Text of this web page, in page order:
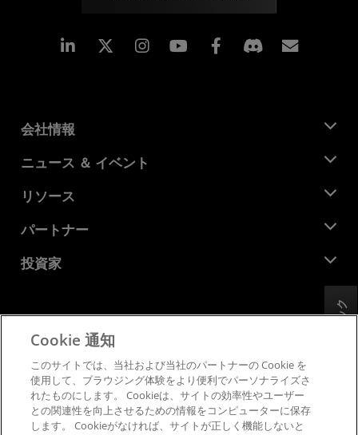
Linkedin Instagram Facebook
会社情報
AMD について
企業責任
キャリア
お問い合わせ
ニュース ＆ イベント
ニュースルーム
メディア ライブラリ
リソース
デベロッパー セントラル
ケース スタディ
パートナー
AMD パートナー ハブ
投資家
財務情報
取締役会
ガバナンス報告書
SEC 提出書類
プライバシー
商標
サプライ チェーンの透明性
公正でオープンな競争
フィードバック
Cookie 通知
このサイトでは、当社および当社のパートナーの Cookie を
使用して、ブラウジング体験をより便利でパーソナライズさ
れたものにします。 Cookieは、サイトの効率性やユーザー
との関連性を向上させるための情報をコンピューターに保存
します。 Cookieがなければ、サイトが正しく機能しないと